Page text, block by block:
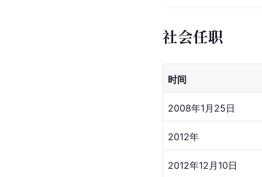
社会任职
时间
2008年1月25日
2012年
2012年12月10日